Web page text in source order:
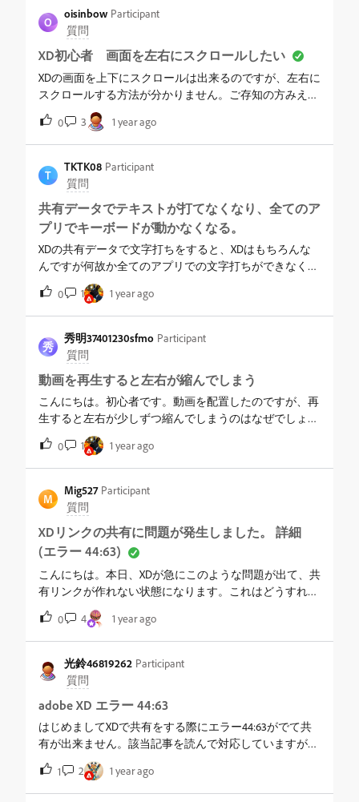
O
oisinbow Participant
質問
XD初心者 画面を左右にスクロールしたい
XDの画面を上下にスクロールは出来るのですが、左右に
スクロールする方法が分かりません。ご存知の方みえた
ら教えてください。WinでもMacでもどちらでも良いで
す。0 3 1 year ago
T
TKTK08 Participant
質問
共有データでテキストが打てなくなり、全てのア
プリでキーボードが動かなくなる。
XDの共有データで文字打ちをすると、XDはもちろんな
んですが何故か全てのアプリでの文字打ちができなくな
り、PCの再起動を行わないとslackもメモ書きもネットブ
ラウザでの文字打ちなど何もかもキーボードが反応しな
くなるバグが起きてしまいます。（DやFキーだけが反応
がありメニューが出るアクションになっております。ス
ペースキーもwindowsの何か検索するようなポップアッ
プがでます。Enterとbackspaceは普通に反応します。他
は押しても無反応）aiやpsdやfigmaなどでは問題なく上
記の症状にならずに動き、XDのローカルデータでも症状
は起きませんでした。XD共有データだけです。
Windows11でIMEやgoogleどちらも動かなくなりPC自体の
再起動で復帰します。キーボードはUS配列で一部
capslockを英語、右Altを日本語に割り当てて、4ヵ月はな
んの問題もなく動かせていました。
0 1 1 year ago
秀
秀明37401230sfmo Participant
質問
動画を再生すると左右が縮んでしまう
こんにちは。初心者です。動画を配置したのですが、再
生すると左右が少しずつ縮んでしまうのはなぜでしょう
か？どうしたら改善されるでしょうか？
0
1 1 year ago
M
Mig527 Participant
質問
XDリンクの共有に問題が発生しました。 詳細
(エラー 44:63)
こんにちは。本日、XDが急にこのような問題が出て、共
有リンクが作れない状態になります。これはどうすれば
解決できるのでしょうか？お教えていただくと幸いで
す。0 4 1 year ago
光鈴46819262 Participant
質問
adobe XD エラー 44:63
はじめましてXDで共有をする際にエラー44:63がでて共
有が出来ません。該当記事を読んで対応していますが解
決していないのでこちらに投稿しています。また該当記
事を参照するサポートではなく解決につながる回答でア
ンサーを頂きたいです。参考
1 2 1 year ago